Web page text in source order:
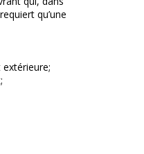
qu’une